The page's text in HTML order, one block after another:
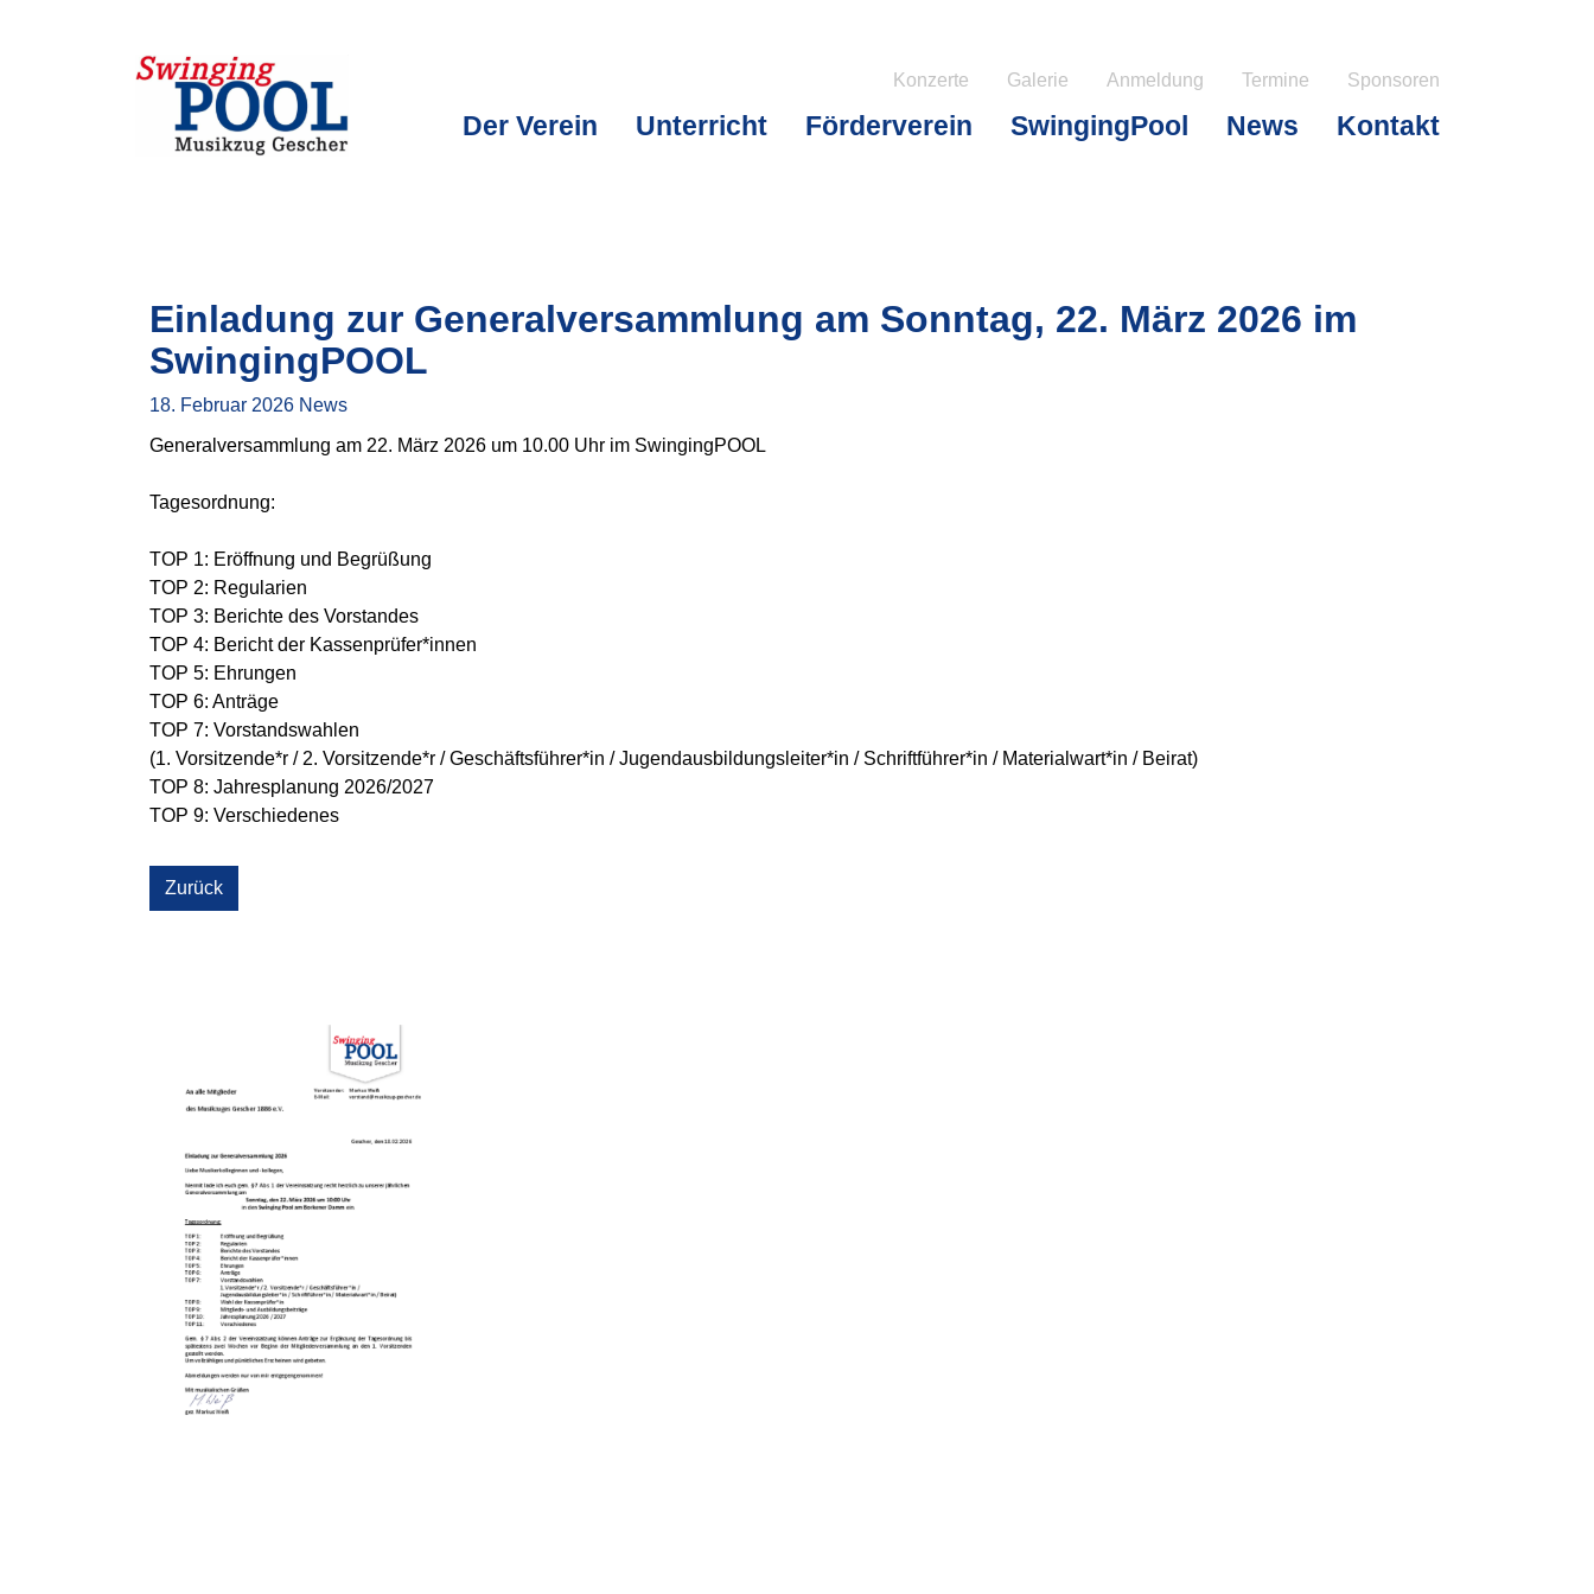
Konzerte Galerie Anmeldung Termine Sponsoren
Der Verein Unterricht Förderverein SwingingPool News Kontakt
Einladung zur Generalversammlung am Sonntag, 22. März 2026 im
SwingingPOOL
18. Februar 2026 News
Generalversammlung am 22. März 2026 um 10.00 Uhr im SwingingPOOL
Tagesordnung:
TOP 1: Eröffnung und Begrüßung
TOP 2: Regularien
TOP 3: Berichte des Vorstandes
TOP 4: Bericht der Kassenprüfer*innen
TOP 5: Ehrungen
TOP 6: Anträge
TOP 7: Vorstandswahlen
(1. Vorsitzende*r / 2. Vorsitzende*r / Geschäftsführer*in / Jugendausbildungsleiter*in / Schriftführer*in / Materialwart*in / Beirat)
TOP 8: Jahresplanung 2026/2027
TOP 9: Verschiedenes
Zurück